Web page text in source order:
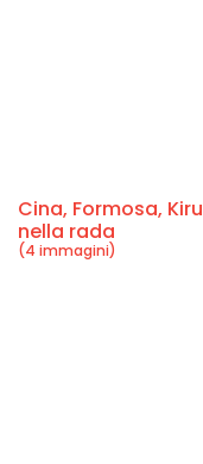
Cina, Formosa,
nella rada
(4 immagini)